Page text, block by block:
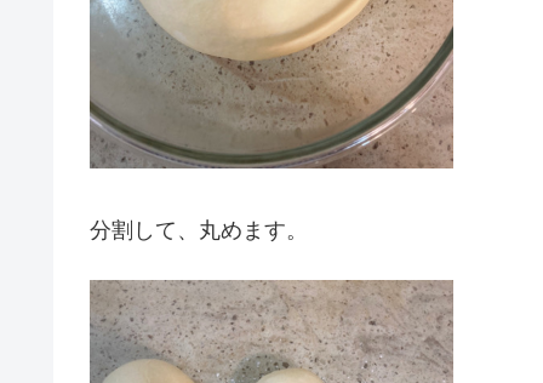
分割して、丸めます。